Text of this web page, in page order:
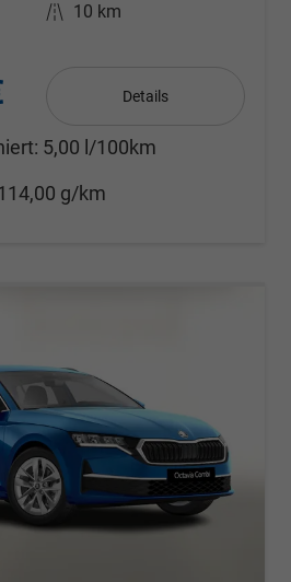
Kilometerstand 10 km
Details
5,00 l/100km
g/km